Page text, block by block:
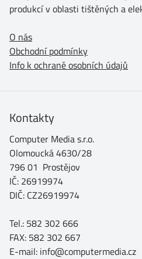
produkcí v oblasti tištěných a
O nás
Obchodní podmínky
Info k ochraně osobních údajů
Kontakty
Computer Media s.r.o.
Olomoucká 4630/28
796 01 Prostějov
IČ: 26919974
DIČ: CZ26919974
Tel.: 582 302 666
FAX: 582 302 667
E-mail: info@computermedia.cz